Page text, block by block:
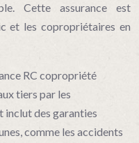
Cette assurance est
et les copropriétaires en
RC copropriété
tiers par les
inclut des garanties
comme les accidents